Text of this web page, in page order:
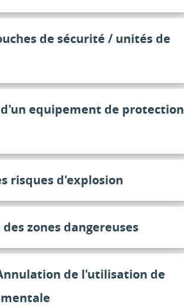
de sécurité / unités de
equipement de protection
risques d'explosion
zones dangereuses
de l'utilisation de